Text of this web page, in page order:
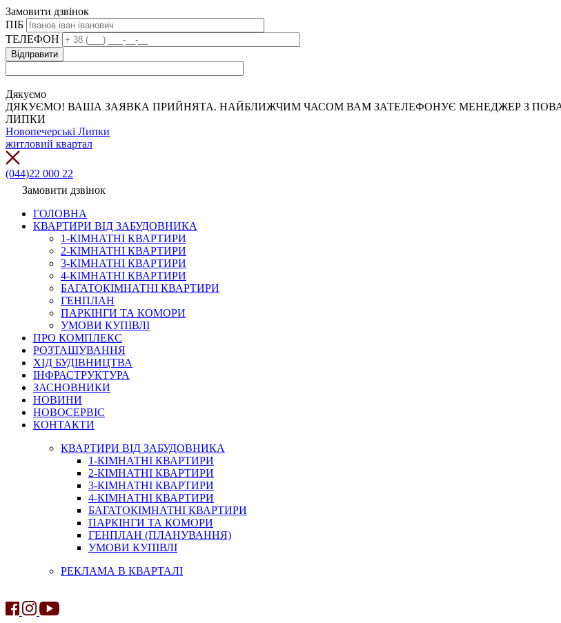
Замовити дзвінок
ПІБ
ТЕЛЕФОН
Дякуємо
ДЯКУЄМО! ВАША ЗАЯВКА ПРИЙНЯТА. НАЙБЛИЖЧИМ ЧАСОМ ВАМ ЗАТЕЛЕФОНУЄ МЕНЕДЖЕР З
ЛИПКИ
Новопечерські Липки
житловий квартал
(044)22 000 22
Замовити дзвінок
ГОЛОВНА
КВАРТИРИ ВІД ЗАБУДОВНИКА
1-КІМНАТНІ КВАРТИРИ
2-КІМНАТНІ КВАРТИРИ
3-КІМНАТНІ КВАРТИРИ
4-КІМНАТНІ КВАРТИРИ
БАГАТОКІМНАТНІ КВАРТИРИ
ГЕНПЛАН
ПАРКІНГИ ТА КОМОРИ
УМОВИ КУПІВЛІ
ПРО КОМПЛЕКС
РОЗТАШУВАННЯ
ХІД БУДІВНИЦТВА
ІНФРАСТРУКТУРА
ЗАСНОВНИКИ
НОВИНИ
НОВОСЕРВІС
КОНТАКТИ
КВАРТИРИ ВІД ЗАБУДОВНИКА
1-КІМНАТНІ КВАРТИРИ
2-КІМНАТНІ КВАРТИРИ
3-КІМНАТНІ КВАРТИРИ
4-КІМНАТНІ КВАРТИРИ
БАГАТОКІМНАТНІ КВАРТИРИ
ПАРКІНГИ ТА КОМОРИ
ГЕНПЛАН (ПЛАНУВАННЯ)
УМОВИ КУПІВЛІ
РЕКЛАМА В КВАРТАЛІ